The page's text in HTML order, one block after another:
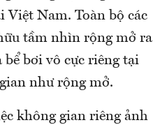
Việt Nam. Toàn bộ các
tầm nhìn rộng mở ra
bơi vô cực riêng tại
như rộng mở.
không gian riêng ảnh